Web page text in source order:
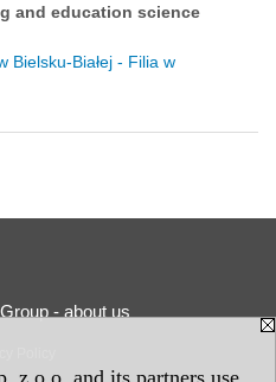
z o.o. and its partners use
and education science
Bielsku-Białej - Filia w
- about us